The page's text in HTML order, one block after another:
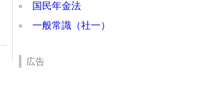
国民年金法
一般常識（社一）
広告